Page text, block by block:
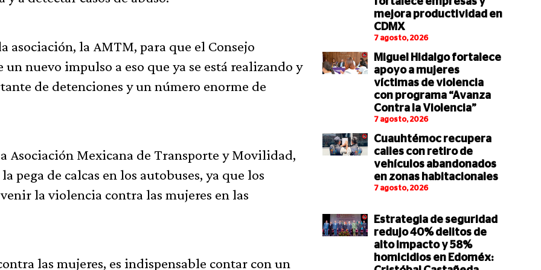
asociación, la AMTM, para que el Consejo
nuevo impulso a eso que ya se está realizando y
de detenciones y un número enorme de
Asociación Mexicana de Transporte y Movilidad,
pega de calcas en los autobuses, ya que los
la violencia contra las mujeres en las
las mujeres, es indispensable contar con un
mejora productividad en
CDMX
7 agosto, 2026
Miguel Hidalgo fortalece
apoyo a mujeres
víctimas de violencia
con programa “Avanza
Contra la Violencia”
7 agosto, 2026
Cuauhtémoc recupera
calles con retiro de
vehículos abandonados
en zonas habitacionales
7 agosto, 2026
Estrategia de seguridad
redujo 40% delitos de
alto impacto y 58%
homicidios en Edoméx: